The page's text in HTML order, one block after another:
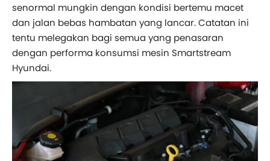
senormal mungkin dengan kondisi bertemu macet
dan jalan bebas hambatan yang lancar. Catatan ini
tentu melegakan bagi semua yang penasaran
dengan performa konsumsi mesin Smartstream
Hyundai.